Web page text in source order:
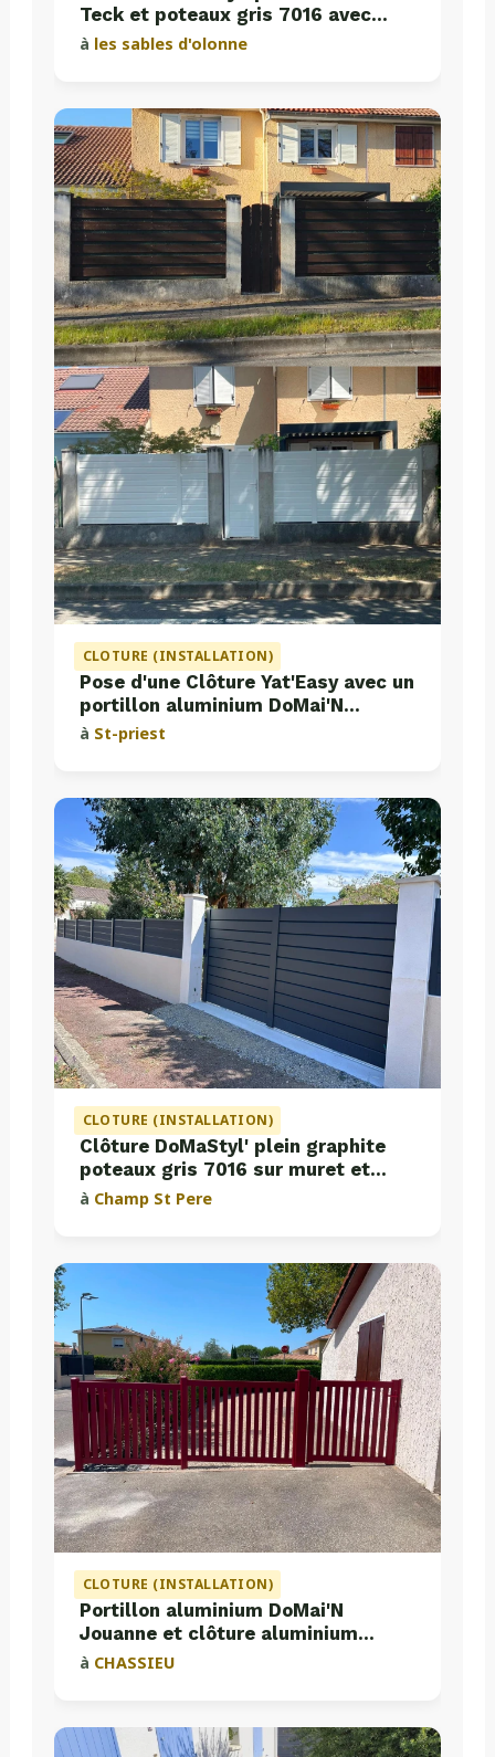
Teck et poteaux gris 7016 avec
plaques de soubassement béton
à les sables d'olonne
CLOTURE (INSTALLATION)
Pose d'une Clôture Yat'Easy avec un
portillon aluminium DoMai'N
Colmont
à St-priest
CLOTURE (INSTALLATION)
Clôture DoMaStyl' plein graphite
poteaux gris 7016 sur muret et
portail coulissant Classic Strong
à Champ St Pere
CLOTURE (INSTALLATION)
Portillon aluminium DoMai'N
Jouanne et clôture aluminium
Valette
à CHASSIEU